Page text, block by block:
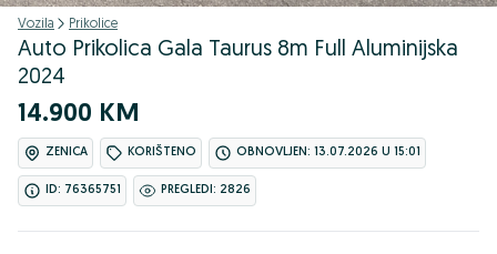
Vozila Prikolice
Auto Prikolica Gala Taurus 8m Full Aluminijska
2024
14.900 KM
ZENICA KORIŠTENO OBNOVLJEN: 13.07.2026 U 15:01
ID: 76365751 PREGLEDI: 2826